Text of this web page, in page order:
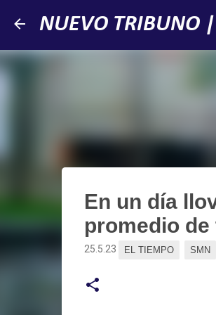
NUEVO
En un día
promedio
25.5.23 EL TIEMPO SMN